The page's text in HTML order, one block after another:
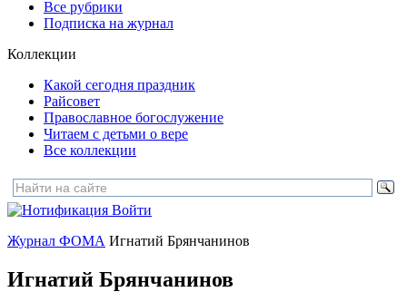
Все рубрики
Подписка на журнал
Коллекции
Какой сегодня праздник
Райсовет
Православное богослужение
Читаем с детьми о вере
Все коллекции
Войти
Журнал ФОМА Игнатий Брянчанинов
Игнатий Брянчанинов